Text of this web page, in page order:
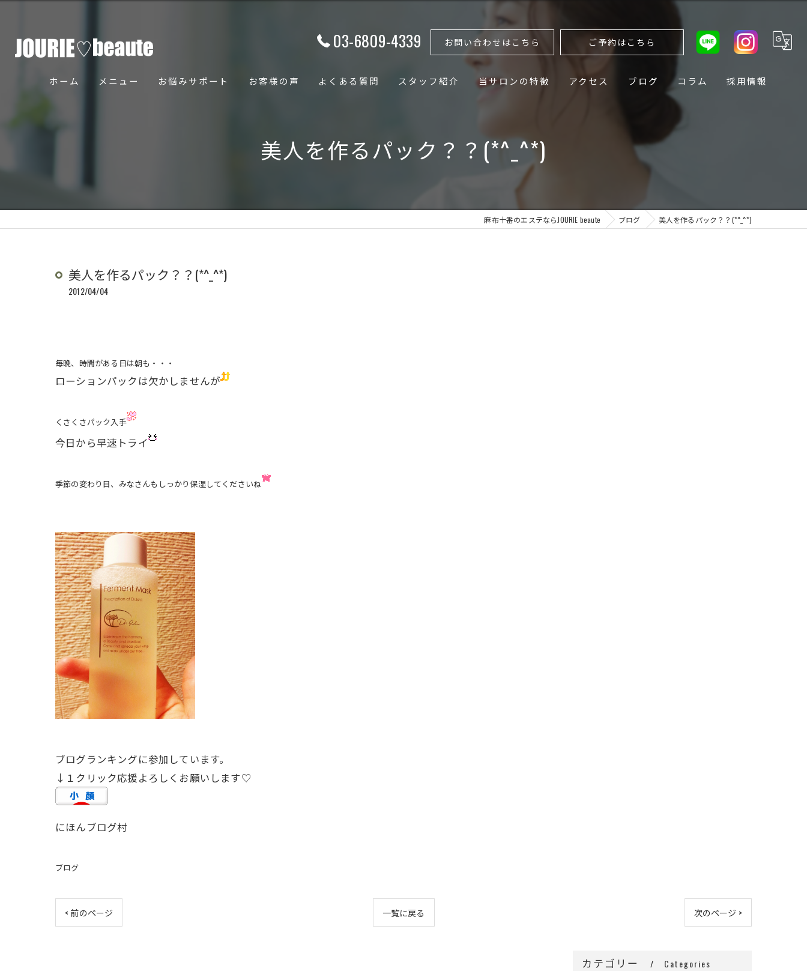
03-6809-4339 お問い合わせはこちら ご予約はこちら
ホーム メニュー お悩みサポート お客様の声 よくある質問 スタッフ紹介 当サロンの特徴
ボディ
小顔
アクセス ブログ コラム 採用情報
美人を作るパック？？(*^_^*)
麻布十番のエステならJOURIE beaute ブログ 美人を作るパック？？(*^_^*)
美人を作るパック？？(*^_^*)
2012/04/04
毎晩、時間がある日は朝も・・・
ローションパックは欠かしませんが
くさくさパック入手
今日から早速トライ
季節の変わり目、みなさんもしっかり保湿してくださいね
ブログランキングに参加しています。
↓１クリック応援よろしくお願いします♡
にほんブログ村
ブログ
< 前のページ 一覧に戻る 次のページ >
カテゴリー Categories